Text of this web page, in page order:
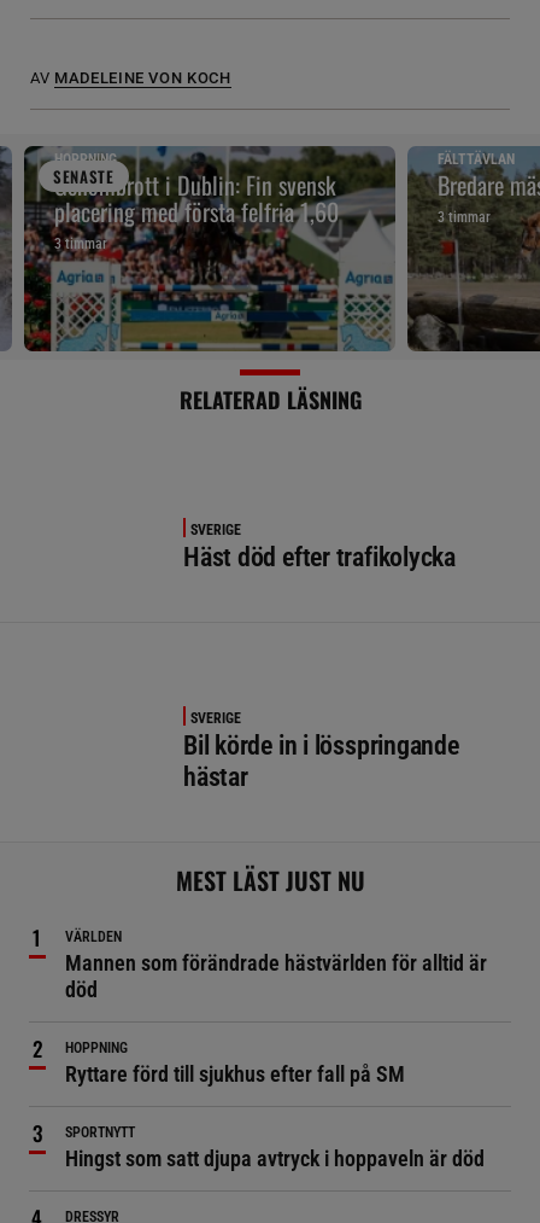
AV MADELEINE VON KOCH
SENASTE
HOPPNING
Genombrott i Dublin: Fin svensk
placering med första felfria 1,60
3 timmar
FÄLTTÄVLAN
Bredare
3 timmar
RELATERAD LÄSNING
SVERIGE
Häst död efter trafikolycka
SVERIGE
Bil körde in i lösspringande
hästar
MEST LÄST JUST NU
VÄRLDEN
Mannen som förändrade hästvärlden för alltid är
död
HOPPNING
Ryttare förd till sjukhus efter fall på SM
SPORTNYTT
Hingst som satt djupa avtryck i hoppaveln är död
DRESSYR